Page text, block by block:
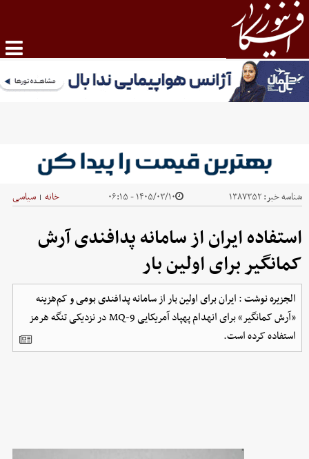
شناسه خبر:۱۳۸۷۳۵۲ ۱۴۰۵/۰۳/۱۰ - ۰۶:۱۵ خانه | سیاسی
استفاده ایران از سامانه پدافندی آرش
کمانگیر برای اولین بار
الجزیره نوشت : ایران برای اولین بار از سامانه پدافندی بومی و کم‌هزینه
«آرش کمانگیر» برای انهدام پهپاد آمریکایی MQ-9 در نزدیکی تنگه هرمز
استفاده کرده است.